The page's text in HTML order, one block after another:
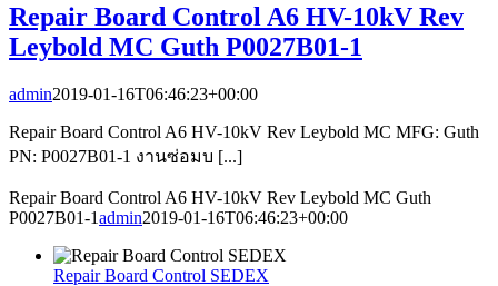
Repair Board Control A6 HV-10kV Rev
Leybold MC Guth P0027B01-1
admin2019-01-16T06:46:23+00:00
Repair Board Control A6 HV-10kV Rev Leybold MC MFG: Guth
PN: P0027B01-1 งานซ่อมบ [...]
Repair Board Control A6 HV-10kV Rev Leybold MC Guth
P0027B01-1admin2019-01-16T06:46:23+00:00
Repair Board Control SEDEX